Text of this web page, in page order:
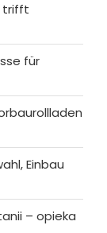
trifft
für
Einbau
– opieka